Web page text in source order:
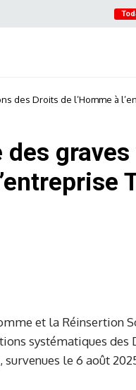
des Droits de l’Homme à
des
et la Réinsertion
systématiques des
le 6 août